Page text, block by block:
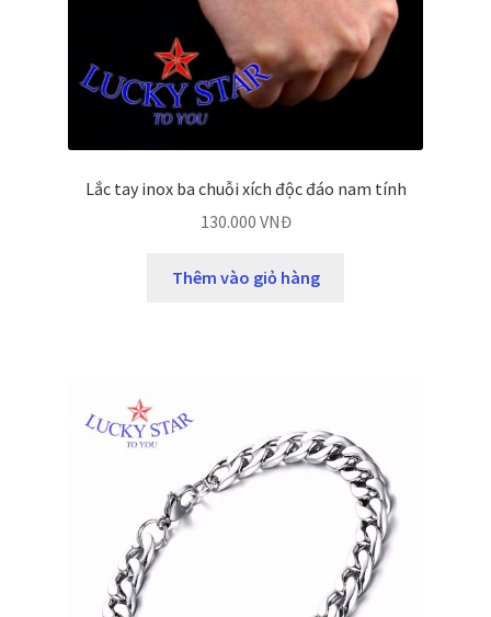
Lắc tay inox ba chuỗi xích độc đáo nam tính
130.000 VNĐ
Thêm vào giỏ hàng